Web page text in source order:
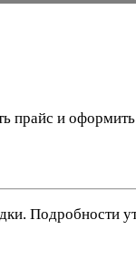
прайс и оформить
Подробности